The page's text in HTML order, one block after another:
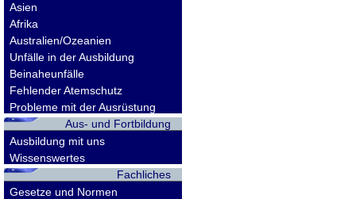
Asien
Afrika
Australien/Ozeanien
Unfälle in der Ausbildung
Beinaheunfälle
Fehlender Atemschutz
Probleme mit der Ausrüstung
Aus- und Fortbildung
Ausbildung mit uns
Wissenswertes
Fachliches
Gesetze und Normen